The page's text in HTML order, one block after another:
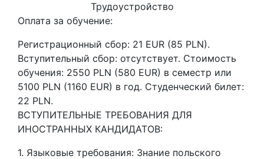
Трудоустройство
Оплата за обучение:
Регистрационный сбор: 21 EUR (85 PLN).
Вступительный сбор: отсутствует. Стоимость
обучения: 2550 PLN (580 EUR) в семестр или
5100 PLN (1160 EUR) в год. Студенческий билет:
22 PLN.
ВСТУПИТЕЛЬНЫЕ ТРЕБОВАНИЯ ДЛЯ
ИНОСТРАННЫХ КАНДИДАТОВ:
1. Языковые требования: Знание польского